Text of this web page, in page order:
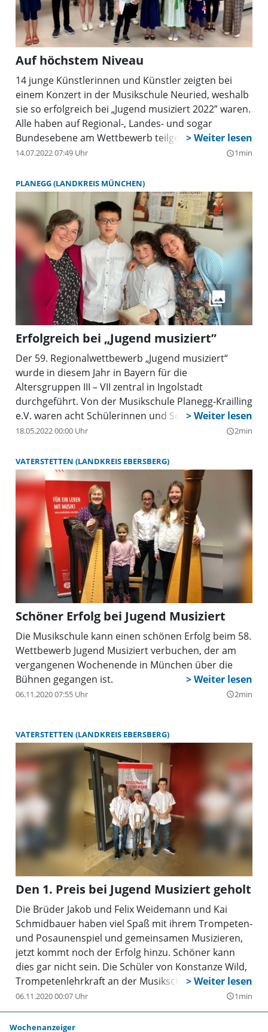
Auf höchstem Niveau
14 junge Künstlerinnen und Künstler zeigten bei
einem Konzert in der Musikschule Neuried, weshalb
sie so erfolgreich bei „Jugend musiziert 2022” waren.
Alle haben auf Regional-, Landes- und sogar
Bundesebene am Wettbewerb teilgenommen und
„in der intensiven Vorbereitungszeit enorm viel auf
Christoph Peters betonte. Er dankte den Eltern für
die Unterstützung beim Erreichen dieses Ziels und
stellte auch die herausragende Leitung der
Lehrkräfte heraus. Auch 2. Bürgermeister Markus
Crhak zeigte sich beeindruckt von den
musikalischen Darbietungen auf höchstem Niveau,
das die Mitwirkenden an Hackbrett, Violine,
Klarinette, Klavier und Gesang an diesem Abend
präsentierten. Und er überreichte einen Gutschein
als Präsent der Gemeinde an die Schülerinnen und
Schüler, die Neuried so erfolgreich bei „Jugend
musiziert” vertreten haben.
14.07.2022 07:49 Uhr query_builder1min
PLANEGG (LANDKREIS MÜNCHEN)
Erfolgreich bei „Jugend musiziert”
Der 59. Regionalwettbewerb „Jugend musiziert“
wurde in diesem Jahr in Bayern für die
Altersgruppen III – VII zentral in Ingolstadt
durchgeführt. Von der Musikschule Planegg-Krailling
e.V. waren acht Schülerinnen und Schüler in fünf
Wertungen dabei.
18.05.2022 00:00 Uhr query_builder2min
VATERSTETTEN (LANDKREIS EBERSBERG)
Schöner Erfolg bei Jugend Musiziert
Die Musikschule kann einen schönen Erfolg beim 58.
Wettbewerb Jugend Musiziert verbuchen, der am
vergangenen Wochenende in München über die
Bühnen gegangen ist.
06.11.2020 07:55 Uhr query_builder2min
VATERSTETTEN (LANDKREIS EBERSBERG)
Den 1. Preis bei Jugend Musiziert geholt
Die Brüder Jakob und Felix Weidemann und Kai
Schmidbauer haben viel Spaß mit ihrem Trompeten-
und Posaunenspiel und gemeinsamen Musizieren,
jetzt kommt noch der Erfolg hinzu. Schöner kann
dies gar nicht sein. Die Schüler von Konstanze Wild,
Trompetenlehrkraft an der Musikschule
Vaterstetten erspielten sich am vorvergangenen
Wochenende beim Regionalwettbewerb Jugend
Musiziert in München mit 24 Punkten einen 1. Preis
06.11.2020 00:07 Uhr query_builder1min
Wochenanzeiger